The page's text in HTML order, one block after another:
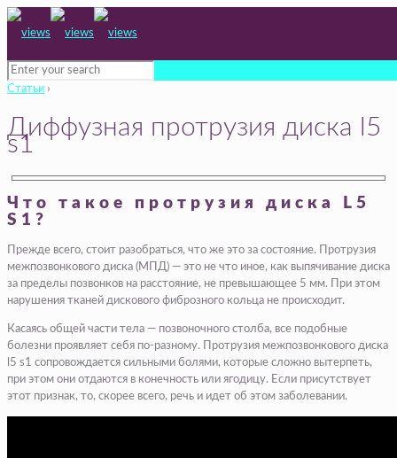
Статьи ›
Диффузная протрузия диска l5
s1
Что такое протрузия диска L5
S1?
Прежде всего, стоит разобраться, что же это за состояние. Протрузия
межпозвонкового диска (МПД) — это не что иное, как выпячивание диска
за пределы позвонков на расстояние, не превышающее 5 мм. При этом
нарушения тканей дискового фиброзного кольца не происходит.
Касаясь общей части тела — позвоночного столба, все подобные
болезни проявляет себя по-разному. Протрузия межпозвонкового диска
l5 s1 сопровождается сильными болями, которые сложно вытерпеть,
при этом они отдаются в конечность или ягодицу. Если присутствует
этот признак, то, скорее всего, речь и идет об этом заболевании.